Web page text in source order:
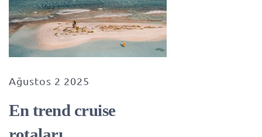
Ağustos 2 2025
En trend cruise